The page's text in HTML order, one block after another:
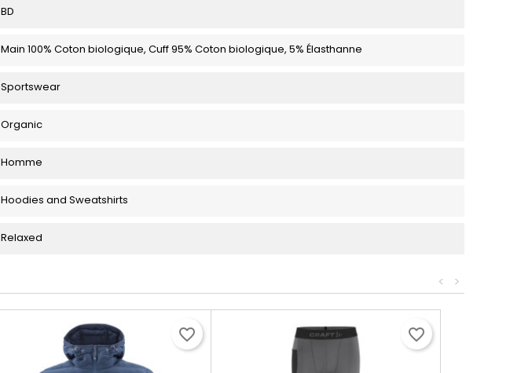
BD
Main 100% Coton biologique, Cuff 95% Coton biologique, 5% Élasthanne
Sportswear
Organic
Homme
Hoodies and Sweatshirts
Relaxed
>
<
favorite_border favorite_border